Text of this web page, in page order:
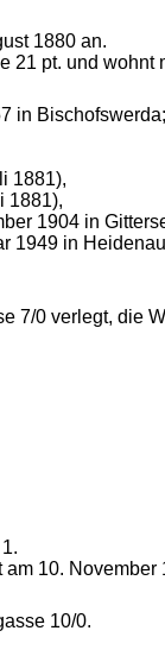
1880 an.
21 pt. und wohnt
in
1881),
1881),
1904 in
1949 in
7/0 verlegt, die
am 10.
10/0.